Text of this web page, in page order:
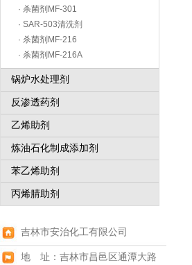
· 杀菌剂MF-301
· SAR-503清洗剂
· 杀菌剂MF-216
· 杀菌剂MF-216A
锅炉水处理剂
反渗透药剂
乙烯助剂
炼油石化制成添加剂
苯乙烯助剂
丙烯腈助剂
吉林市安治化工有限公司
地 址：吉林市昌邑区通潭大路